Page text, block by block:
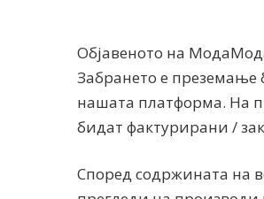
Објавеното на
Забрането е преземање
нашата платформа. На
бидат фактурирани /
Според содржината на